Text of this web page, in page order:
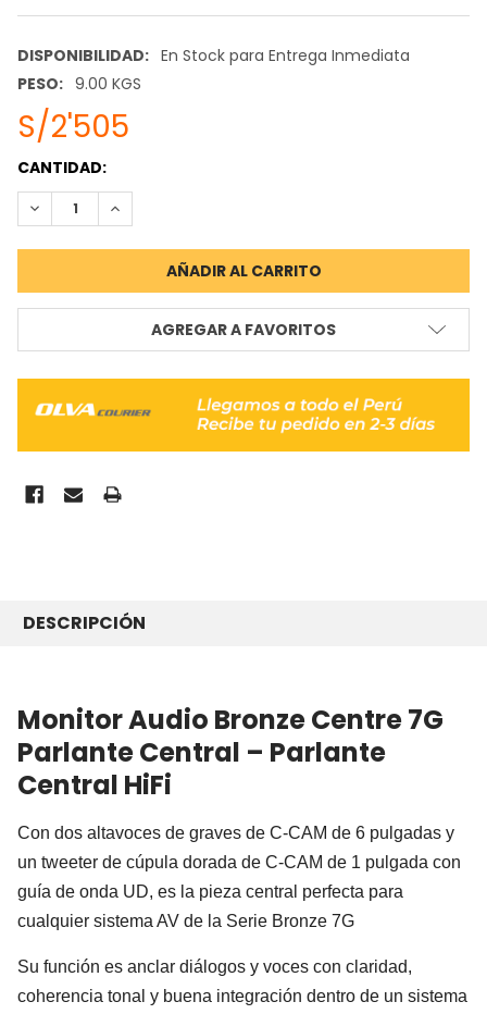
DISPONIBILIDAD: En Stock para Entrega Inmediata
PESO: 9.00 KGS
S/2'505
STOCK
ACTUAL:
CANTIDAD:
REDUCIR CANTIDAD:INCREMENTAR CANTIDAD:
AGREGAR A FAVORITOS
JUNTOS
SELECCIONAR
TODO
AÑADIR LO
SELECCIONADO
DESCRIPCIÓN
Monitor Audio Bronze Centre 7G
Parlante Central – Parlante
Central HiFi
Con dos altavoces de graves de C-CAM de 6 pulgadas y
un tweeter de cúpula dorada de C-CAM de 1 pulgada con
guía de onda UD, es la pieza central perfecta para
cualquier sistema AV de la Serie Bronze 7G
Su función es anclar diálogos y voces con claridad,
coherencia tonal y buena integración dentro de un sistema